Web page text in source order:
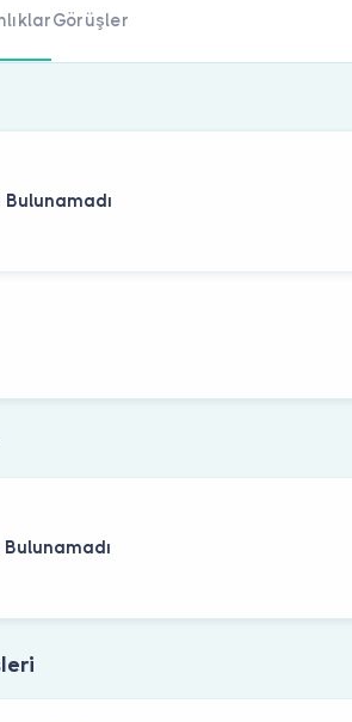
Görüşler
Bulunamadı
Bulunamadı